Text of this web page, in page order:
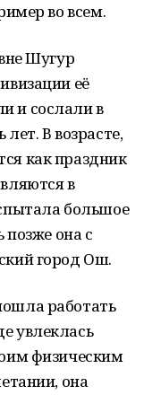
во всем.
Шугур
её
и сослали в
В возрасте,
как праздник
в
большое
позже она с
город Ош.
работать
увлеклась
физическим
она